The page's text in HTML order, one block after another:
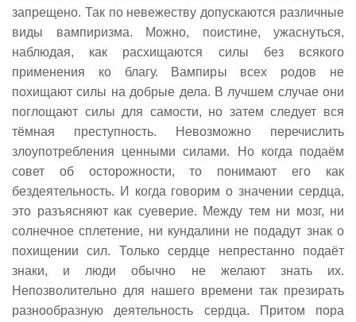
запрещено. Так по невежеству допускаются различные
виды вампиризма. Можно, поистине, ужаснуться,
наблюдая, как расхищаются силы без всякого
применения ко благу. Вампиры всех родов не
похищают силы на добрые дела. В лучшем случае они
поглощают силы для самости, но затем следует вся
тёмная преступность. Невозможно перечислить
злоупотребления ценными силами. Но когда подаём
совет об осторожности, то понимают его как
бездеятельность. И когда говорим о значении сердца,
это разъясняют как суеверие. Между тем ни мозг, ни
солнечное сплетение, ни кундалини не подадут знак о
похищении сил. Только сердце непрестанно подаёт
знаки, и люди обычно не желают знать их.
Непозволительно для нашего времени так презирать
разнообразную деятельность сердца. Притом пора